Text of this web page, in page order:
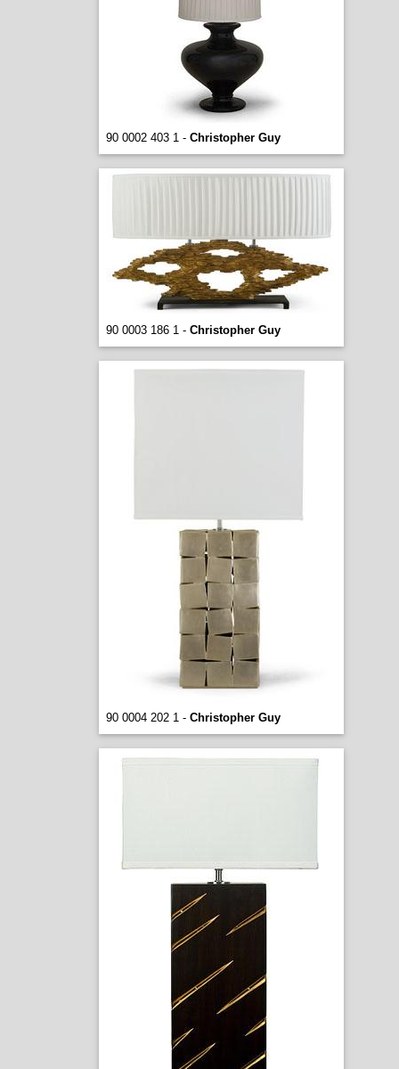
90 0002 403 1 - Christopher Guy
90 0003 186 1 - Christopher Guy
90 0004 202 1 - Christopher Guy